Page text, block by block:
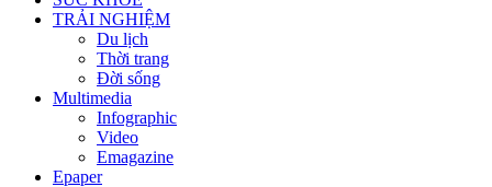
TRẢI NGHIỆM
Du lịch
Thời trang
Đời sống
Multimedia
Infographic
Video
Emagazine
Epaper